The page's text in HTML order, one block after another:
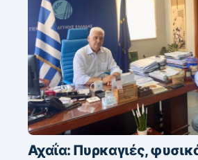
Αχαΐα: Πυρκαγιές,